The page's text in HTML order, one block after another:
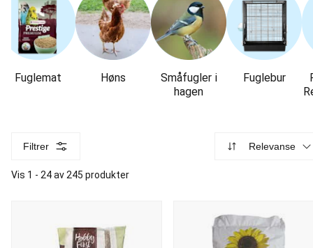
Fuglemat Høns
Småfugler i
hagen
Fuglebur
Filtrer Relevanse
Vis 1 - 24 av 245 produkter